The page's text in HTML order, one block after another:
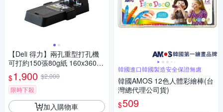
【Deli 得力】兩孔重型打孔機
可打約150張80g紙 160x360m
m /台 E0150
$1,900 $2,000
限時下殺
加入購物車
韓國進口韓國製造安全保證無慮
韓國AMOS 12色人體彩繪棒(台
灣總代理公司貨)
$509